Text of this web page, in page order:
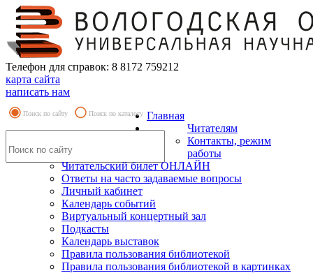
Телефон для справок: 8 8172 759212
карта сайта
написать нам
Поиск по сайту Поиск по каталогу Главная
Читателям
Контакты, режим
работы
Читательский билет ОНЛАЙН
Ответы на часто задаваемые вопросы
Личный кабинет
Календарь событий
Виртуальный концертный зал
Подкасты
Календарь выставок
Правила пользования библиотекой
Правила пользования библиотекой в картинках